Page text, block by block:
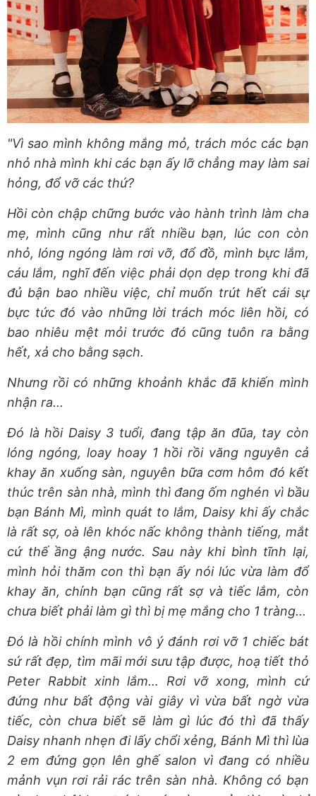
"Vì sao mình không mắng mỏ, trách móc các bạn
nhỏ nhà mình khi các bạn ấy lỡ chẳng may làm sai
hỏng, đổ vỡ các thứ?
Hồi còn chập chững bước vào hành trình làm cha
mẹ, mình cũng như rất nhiều bạn, lúc con còn
nhỏ, lóng ngóng làm rơi vỡ, đổ đồ, mình bực lắm,
cáu lắm, nghĩ đến việc phải dọn dẹp trong khi đã
đủ bận bao nhiều việc, chỉ muốn trút hết cái sự
bực tức đó vào những lời trách móc liên hồi, có
bao nhiêu mệt mỏi trước đó cũng tuôn ra bằng
hết, xả cho bằng sạch.
Nhưng rồi có những khoảnh khắc đã khiến mình
nhận ra...
Đó là hồi Daisy 3 tuổi, đang tập ăn đũa, tay còn
lóng ngóng, loay hoay 1 hồi rồi văng nguyên cả
khay ăn xuống sàn, nguyên bữa cơm hôm đó kết
thúc trên sàn nhà, mình thì đang ốm nghén vì bầu
bạn Bánh Mì, mình quát to lắm, Daisy khi ấy chắc
là rất sợ, oà lên khóc nấc không thành tiếng, mắt
cứ thế ầng ậng nước. Sau này khi bình tĩnh lại,
mình hỏi thăm con thì bạn ấy nói lúc vừa làm đổ
khay ăn, chính bạn cũng rất sợ và tiếc lắm, còn
chưa biết phải làm gì thì bị mẹ mắng cho 1 tràng...
Đó là hồi chính mình vô ý đánh rơi vỡ 1 chiếc bát
sứ rất đẹp, tìm mãi mới sưu tập được, hoạ tiết thỏ
Peter Rabbit xinh lắm… Rơi vỡ xong, mình cứ
đứng như bất động vài giây vì vừa bất ngờ vừa
tiếc, còn chưa biết sẽ làm gì lúc đó thì đã thấy
Daisy nhanh nhẹn đi lấy chổi xẻng, Bánh Mì thì lùa
2 em đứng gọn lên ghế salon vì đang có nhiều
mảnh vụn rơi rải rác trên sàn nhà. Không có bạn